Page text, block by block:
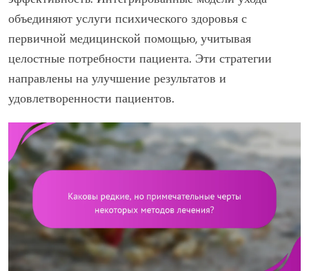
объединяют услуги психического здоровья с
первичной медицинской помощью, учитывая
целостные потребности пациента. Эти стратегии
направлены на улучшение результатов и
удовлетворенности пациентов.